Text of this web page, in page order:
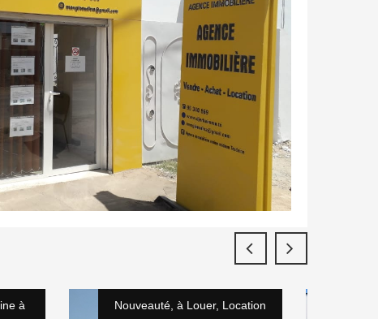
à
Nouveauté, à Louer, Location